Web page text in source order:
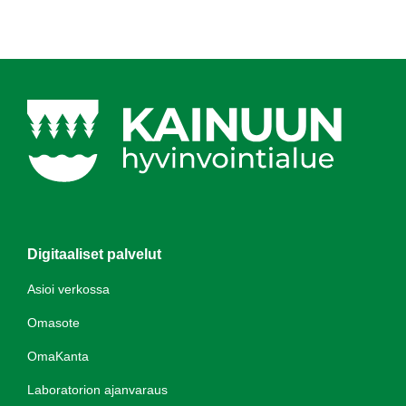
Digitaaliset palvelut
Asioi verkossa
Omasote
OmaKanta
Laboratorion ajanvaraus